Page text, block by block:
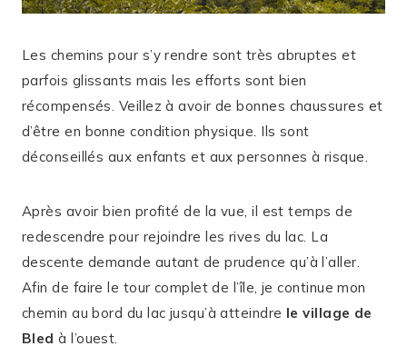
Les chemins pour s’y rendre sont très abruptes et
parfois glissants mais les efforts sont bien
récompensés. Veillez à avoir de bonnes chaussures et
d’être en bonne condition physique. Ils sont
déconseillés aux enfants et aux personnes à risque.
Après avoir bien profité de la vue, il est temps de
redescendre pour rejoindre les rives du lac. La
descente demande autant de prudence qu’à l’aller.
Afin de faire le tour complet de l’île, je continue mon
chemin au bord du lac jusqu’à atteindre le village de
Bledà l’ouest.